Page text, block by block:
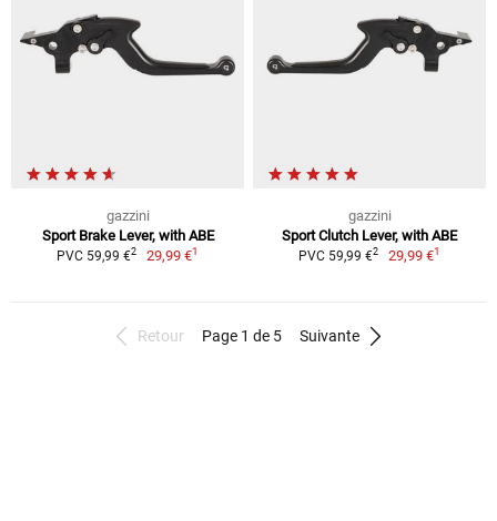
gazzini
Sport Brake Lever, with ABE
PVC 59,99 €2 29,99 €1
gazzini
Sport Clutch Lever, with ABE
PVC 59,99 €2 29,99 €1
Retour Page 1 de 5 Suivante